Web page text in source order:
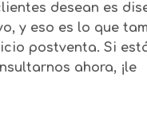
desean es
y eso es lo que
postventa. Si
ahora, ¡le